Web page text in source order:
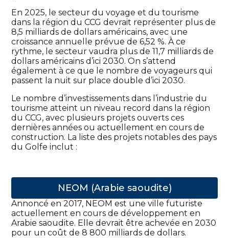
En 2025, le secteur du voyage et du tourisme
dans la région du CCG devrait représenter plus de
8,5 milliards de dollars américains, avec une
croissance annuelle prévue de 6,52 %. À ce
rythme, le secteur vaudra plus de 11,7 milliards de
dollars américains d’ici 2030. On s’attend
également à ce que le nombre de voyageurs qui
passent la nuit sur place double d’ici 2030.
Le nombre d’investissements dans l’industrie du
tourisme atteint un niveau record dans la région
du CCG, avec plusieurs projets ouverts ces
dernières années ou actuellement en cours de
construction. La liste des projets notables des pays
du Golfe inclut :
NEOM (Arabie saoudite)
Annoncé en 2017, NEOM est une ville futuriste
actuellement en cours de développement en
Arabie saoudite. Elle devrait être achevée en 2030
pour un coût de 8 800 milliards de dollars.